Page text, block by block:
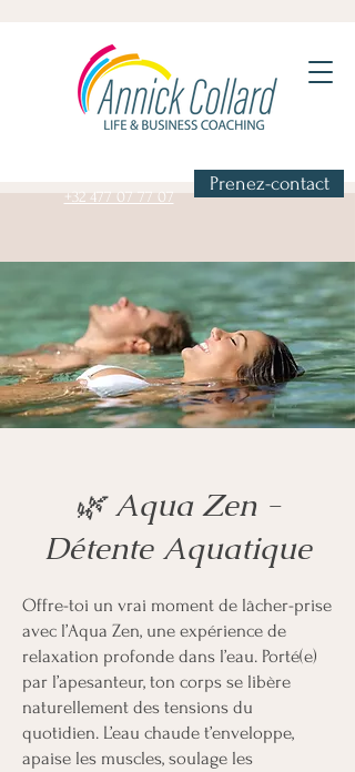
+32 477 07 77 07
Prenez-contact
🌿 Aqua Zen -
Détente Aquatique
Offre-toi un vrai moment de lâcher-prise
avec l’Aqua Zen, une expérience de
relaxation profonde dans l’eau. Porté(e)
par l’apesanteur, ton corps se libère
naturellement des tensions du
quotidien. L’eau chaude t’enveloppe,
apaise les muscles, soulage les